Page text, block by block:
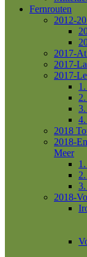
Fernrouten
2012-
2017-
2017-
2017-
2018
2018-
Meer
2018-